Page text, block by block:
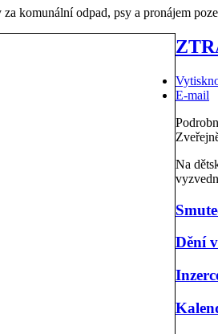
komunální odpad, psy a pronájem
E-mail
Na
Dění